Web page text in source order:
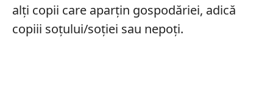
alți copii care aparțin gospodăriei, adică
copiii soțului/soției sau nepoți.